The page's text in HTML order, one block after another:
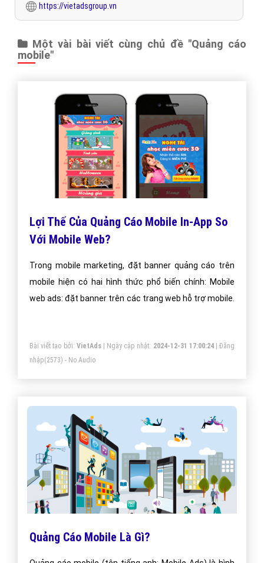
https://vietadsgroup.vn
Một vài bài viết cùng chủ đề "Quảng cáo
mobile"
Lợi Thế Của Quảng Cáo Mobile In-App So
Với Mobile Web?
Trong mobile marketing, đặt banner quảng cáo trên
mobile hiện có hai hình thức phổ biến chính: Mobile
web ads: đặt banner trên các trang web hỗ trợ mobile.
Bài viết tạo bởi: VietAds| Ngày cập nhật: 2024-12-31 17:00:24|Đăng
nhập(2573) - No Audio
Quảng Cáo Mobile Là Gì?